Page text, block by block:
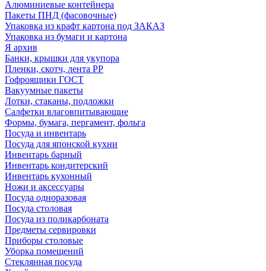
Алюминиевые контейнера
Пакеты ПНД (фасовочные)
Упаковка из крафт картона под ЗАКАЗ
Упаковка из бумаги и картона
Я архив
Банки, крышки для укупора
Пленки, скотч, лента РР
Гофроящики ГОСТ
Вакуумные пакеты
Лотки, стаканы, подложки
Салфетки влаговпитывающие
Формы, бумага, пергамент, фольга
Посуда и инвентарь
Посуда для японской кухни
Инвентарь барный
Инвентарь кондитерский
Инвентарь кухонный
Ножи и аксессуары
Посуда одноразовая
Посуда столовая
Посуда из поликарбоната
Предметы сервировки
Приборы столовые
Уборка помещений
Стеклянная посуда